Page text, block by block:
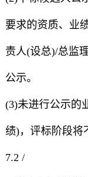
要求的资质、业
责人(设总)/总监
公示。
(3)未进行公示的
绩)，评标阶段将
7.2 /